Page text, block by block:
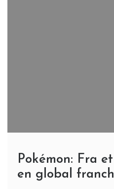
Pokémon: Fra
en global